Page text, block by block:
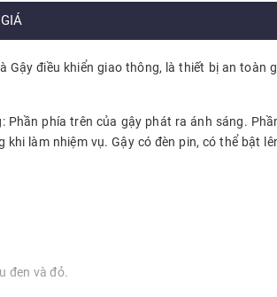
Gậy điều khiển giao thông, là thiết bị an toàn
Phần phía trên của gậy phát ra ánh sáng.
làm nhiệm vụ. Gậy có đèn pin, có thể bật
đen và đỏ.